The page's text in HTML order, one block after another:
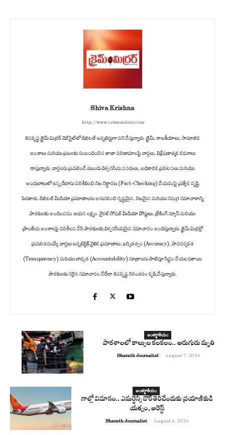
Shiva Krishna
http://www.crimemirror.com
శివకృష్ణ క్రైమ్ మిర్రర్ వెబ్‌సైట్‌లో డిజిటల్ జర్నలిస్టుగా పని చేస్తున్నారు. క్రైమ్, రాజకీయాలు, సామాజిక
అంశాలు మరియు ప్రజలకు సంబంధించిన తాజా పరిణామాలపై వార్తలు, విశ్లేషణాత్మక కథనాలు
రాస్తున్నారు. వార్తలను ప్రచురించే ముందు విశ్వసనీయ వనరులు, అధికారిక ప్రకటనలు మరియు
అందుబాటులో ఉన్న డేటాను పరిశీలించి నిజ నిర్ధారణ (Fact-Checking) చేయడంపై ప్రత్యేక దృష్టి
పెడతారు. డిజిటల్ మీడియా ప్రమాణాలను అనుసరించి స్పష్టమైన, నిజమైన మరియు సమగ్ర సమాచారాన్ని
పాఠకులకు అందించడం ఆయన లక్ష్యం. వైరల్ సోషల్ మీడియా పోస్టులు, బ్రేకింగ్ న్యూస్ మరియు
ప్రాంతీయ అంశాలపై పరిశీలన చేసి పాఠకులకు విశ్వసనీయమైన సమాచారం అందిస్తున్నారు. క్రైమ్ మిర్రర్లో
ప్రచురితమయ్యే వార్తలు జర్నలిస్టిక్ నైతిక ప్రమాణాలు, ఖచ్చితత్వం (Accuracy), పారదర్శకత
(Transparency) మరియు బాధ్యత (Accountability) సూత్రాలను పాటిస్తూ సిద్ధం చేయబడతాయి.
పాఠకులకు సరైన సమాచారం చేరేలా శివకృష్ణ నిరంతరం కృషి చేస్తున్నారు.
అంతర్జాతీయం
పాఠశాలలో కాల్పుల కలకలం.. ఆరుగురు మృతి
Bharath Journalist - August 7, 2026
అంతర్జాతీయం
గాల్లో విమానం.. ఎమర్జెన్సీ డోర్ తెరిచేందుకు ప్రయాణికుడి
యత్నం, అరెస్ట్
Bharath Journalist - August 6, 2026